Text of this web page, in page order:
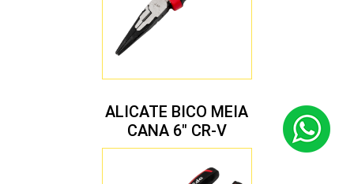
ALICATE BICO MEIA
CANA 6″ CR-V